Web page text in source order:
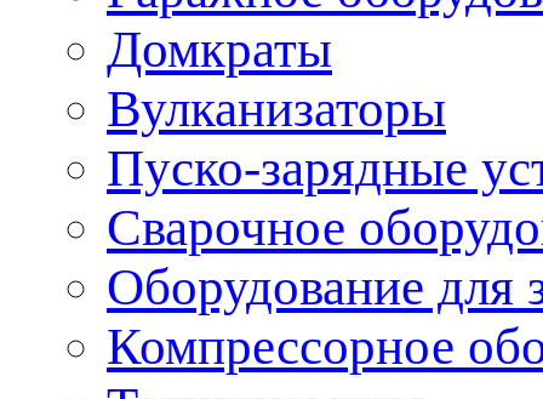
Домкраты
Вулканизаторы
Пуско-зарядные
Сварочное
Оборудование для
Компрессорное